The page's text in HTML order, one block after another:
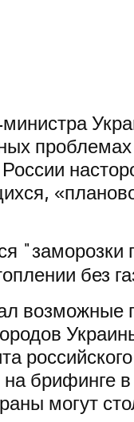
России
возможные
брифинге
могут